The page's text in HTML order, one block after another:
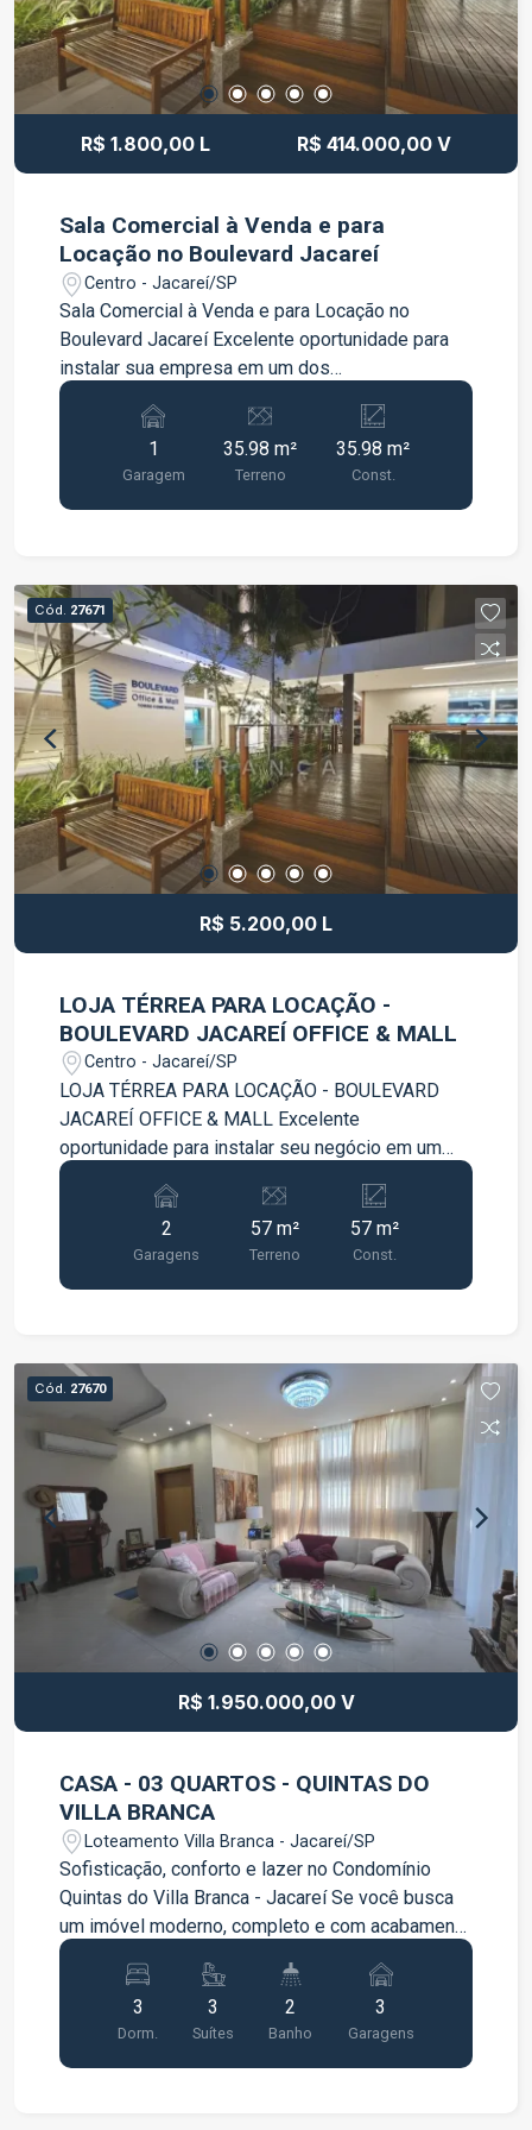
R$ 1.800,00 L R$ 414.000,00 V
Sala Comercial à Venda e para
Locação no Boulevard Jacareí
Centro - Jacareí/SP
Sala Comercial à Venda e para Locação no
Boulevard Jacareí Excelente oportunidade para
instalar sua empresa em um dos
empreendimentos comerciais mais valorizados
da cidade. A sala possui 35 m², com ambiente
amplo e versátil, ideal para escritórios,
consultórios ou diversos tipos de atividades
profissionais. O imóvel conta com: 35 m² de área
acesso e excelente infraestrutura. Ideal para
quem busca praticidade, conforto e um endereço
de destaque para o seu negócio. Entre em
contato para mais informações e agende uma
visita.
1
Garagem
35.98 m²
Terreno
35.98 m²
Const.
Cód. 27671
R$ 5.200,00 L
LOJA TÉRREA PARA LOCAÇÃO -
BOULEVARD JACAREÍ OFFICE & MALL
Centro - Jacareí/SP
LOJA TÉRREA PARA LOCAÇÃO - BOULEVARD
JACAREÍ OFFICE & MALL Excelente
oportunidade para instalar seu negócio em um
dos empreendimentos comerciais mais
modernos de Jacareí. Loja térrea com 57 m² de
área privativa. Possui 2 vagas de garagem
privativas. Excelente visibilidade e fácil acesso.
Ideal para comércio, serviços, clínicas,
Jacareí. Complexo que reúne torre comercial, mall
e Hotel Ibis. Alto fluxo de pessoas.
Estacionamento rotativo para clientes. Segurança,
portaria e infraestrutura moderna. Agende uma
visita e conheça esta excelente oportunidade
para o seu negócio.
2
Garagens
57 m²
Terreno
57 m²
Const.
Cód. 27670
R$ 1.950.000,00 V
CASA - 03 QUARTOS - QUINTAS DO
VILLA BRANCA
Loteamento Villa Branca - Jacareí/SP
Sofisticação, conforto e lazer no Condomínio
Quintas do Villa Branca - Jacareí Se você busca
um imóvel moderno, completo e com acabamento
de alto padrão, esta casa é a escolha perfeita.
Localizada em um dos condomínios mais
desejados de Jacareí, ela oferece ambientes
amplos, planejados e pensados para
proporcionar conforto e qualidade de vida para
3
Dorm.
3
Suítes
2
Banho
3
Garagens